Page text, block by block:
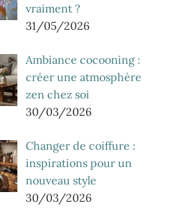
vraiment ?
31/05/2026
Ambiance cocooning :
créer une atmosphère
zen chez soi
30/03/2026
Changer de coiffure :
inspirations pour un
nouveau style
30/03/2026